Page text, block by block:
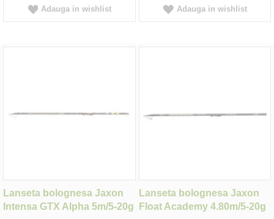
Adauga in wishlist Adauga in wishlist
Lanseta bolognesa Jaxon
Intensa GTX Alpha 5m/5-20g
Lanseta bolognesa Jaxon
Float Academy 4.80m/5-20g